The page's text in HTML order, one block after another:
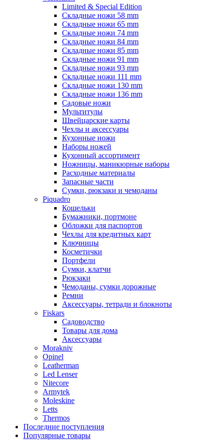
Limited & Special Edition
Складные ножи 58 mm
Складные ножи 65 mm
Складные ножи 74 mm
Складные ножи 84 mm
Складные ножи 85 mm
Складные ножи 91 mm
Складные ножи 93 mm
Складные ножи 111 mm
Складные ножи 130 mm
Складные ножи 136 mm
Садовые ножи
Мультитулы
Швейцарские карты
Чехлы и аксессуары
Кухонные ножи
Наборы ножей
Кухонный ассортимент
Ножницы, маникюрные наборы
Расходные материалы
Запасные части
Сумки, рюкзаки и чемоданы
Piquadro
Кошельки
Бумажники, портмоне
Обложки для паспортов
Чехлы для кредитных карт
Ключницы
Косметички
Портфели
Сумки, клатчи
Рюкзаки
Чемоданы, сумки дорожные
Ремни
Аксессуары, тетради и блокноты
Fiskars
Садоводство
Товары для дома
Аксессуары
Morakniv
Opinel
Leatherman
Led Lenser
Nitecore
Armytek
Moleskine
Letts
Thermos
Последние поступления
Популярные товары